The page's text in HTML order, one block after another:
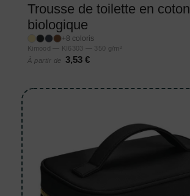
Trousse de toilette en coton
biologique
+8 coloris
Kimood — KI6303 — 350 g/m²
À partir de
3,53 €